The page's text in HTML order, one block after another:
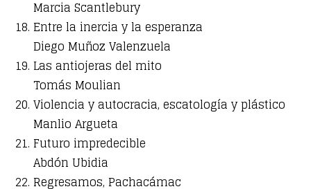
Marcia Scantlebury
Entre la inercia y la esperanza
Diego Muñoz Valenzuela
Las antiojeras del mito
Tomás Moulian
Violencia y autocracia, escatología y plástico
Manlio Argueta
Futuro impredecible
Abdón Ubidia
Regresamos, Pachacámac